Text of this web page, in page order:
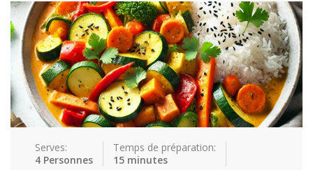
Conseils et astuces
Nous contacter
Connexion / Inscription
Serves:
4 Personnes
Temps de préparation:
15 minutes